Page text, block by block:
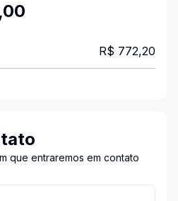
R$ 772,20
que entraremos em contato